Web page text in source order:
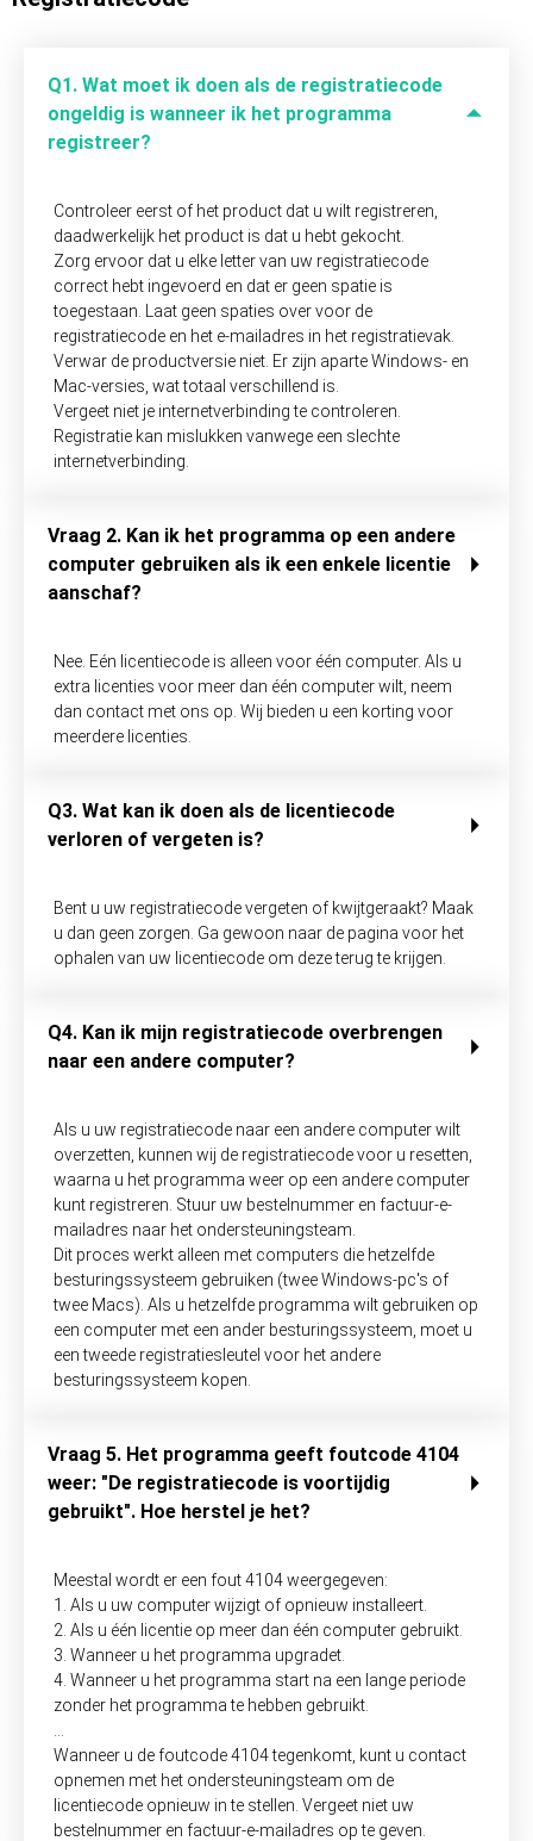
Q1. Wat moet ik doen als de registratiecode
ongeldig is wanneer ik het programma
registreer?
Controleer eerst of het product dat u wilt registreren,
daadwerkelijk het product is dat u hebt gekocht.
Zorg ervoor dat u elke letter van uw registratiecode
correct hebt ingevoerd en dat er geen spatie is
toegestaan. Laat geen spaties over voor de
registratiecode en het e-mailadres in het registratievak.
Verwar de productversie niet. Er zijn aparte Windows- en
Mac-versies, wat totaal verschillend is.
Vergeet niet je internetverbinding te controleren.
Registratie kan mislukken vanwege een slechte
internetverbinding.
Vraag 2. Kan ik het programma op een andere
computer gebruiken als ik een enkele licentie
aanschaf?
Nee. Eén licentiecode is alleen voor één computer. Als u
extra licenties voor meer dan één computer wilt, neem
dan contact met ons op. Wij bieden u een korting voor
meerdere licenties.
Q3. Wat kan ik doen als de licentiecode
verloren of vergeten is?
Bent u uw registratiecode vergeten of kwijtgeraakt? Maak
u dan geen zorgen. Ga gewoon naar de pagina voor het
ophalen van uw licentiecode om deze terug te krijgen.
Q4. Kan ik mijn registratiecode overbrengen
naar een andere computer?
Als u uw registratiecode naar een andere computer wilt
overzetten, kunnen wij de registratiecode voor u resetten,
waarna u het programma weer op een andere computer
kunt registreren. Stuur uw bestelnummer en factuur-e-
mailadres naar het ondersteuningsteam.
Dit proces werkt alleen met computers die hetzelfde
besturingssysteem gebruiken (twee Windows-pc's of
twee Macs). Als u hetzelfde programma wilt gebruiken op
een computer met een ander besturingssysteem, moet u
een tweede registratiesleutel voor het andere
besturingssysteem kopen.
Vraag 5. Het programma geeft foutcode 4104
weer: "De registratiecode is voortijdig
gebruikt". Hoe herstel je het?
Meestal wordt er een fout 4104 weergegeven:
1. Als u uw computer wijzigt of opnieuw installeert.
2. Als u één licentie op meer dan één computer gebruikt.
3. Wanneer u het programma upgradet.
4. Wanneer u het programma start na een lange periode
zonder het programma te hebben gebruikt.
Wanneer u de foutcode 4104 tegenkomt, kunt u contact
opnemen met het ondersteuningsteam om de
licentiecode opnieuw in te stellen. Vergeet niet uw
bestelnummer en factuur-e-mailadres op te geven.